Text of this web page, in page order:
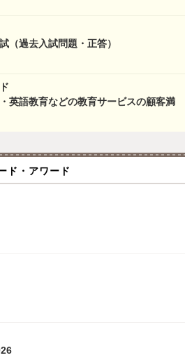
（過去入試問題・正答）
・英語教育などの教育サービスの顧客満
ド・アワード